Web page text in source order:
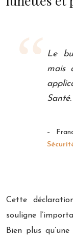
Le
mais
Santé.
–
Cette
souligne
Bien plus